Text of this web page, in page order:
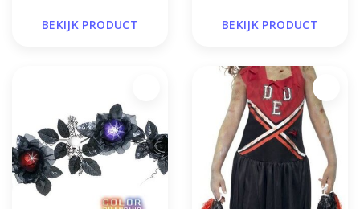
BEKIJK PRODUCT BEKIJK PRODUCT